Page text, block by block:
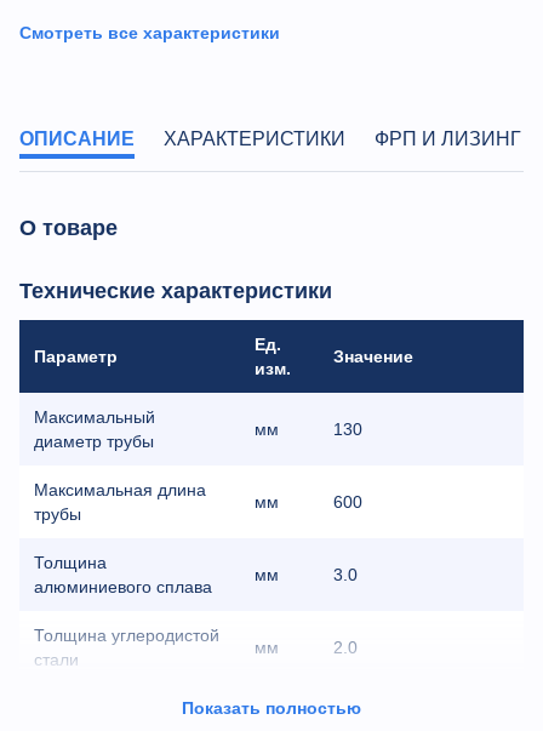
Смотреть все характеристики
ОПИСАНИЕ ХАРАКТЕРИСТИКИ ФРП И ЛИЗИНГ
О товаре
Технические характеристики
Параметр
Ед.
изм.
Значение
Максимальный
диаметр трубы
мм 130
Максимальная длина
трубы
мм 600
Толщина
алюминиевого сплава
мм 3.0
Толщина углеродистой
стали
мм 2.0
мм 1.5
Показать полностью